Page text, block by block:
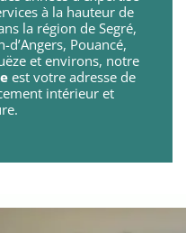
contact
à la hauteur de
la région de Segré,
d’Angers, Pouancé,
et environs, notre
est votre adresse de
intérieur et